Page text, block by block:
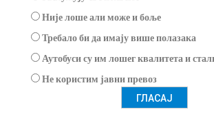
Није лоше али може и боље
Требало би да имају више полазака
Аутобуси су им лошег квалитета и
Не користим јавни превоз